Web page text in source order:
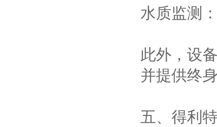
水质监测
此外，设
并提供终
五、得利